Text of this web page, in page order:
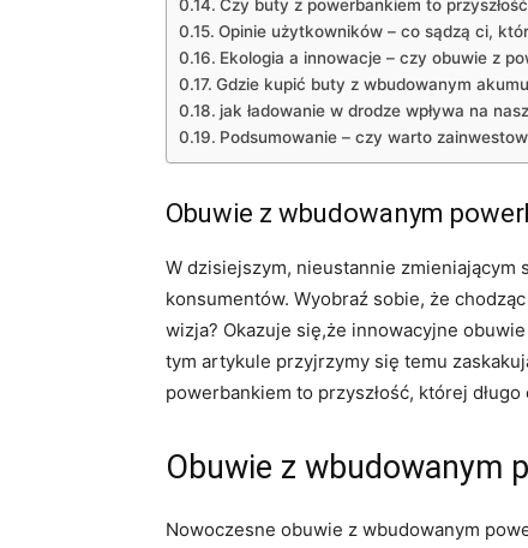
Czy buty z powerbankiem to
Opinie użytkowników – co sądzą ci,
Ekologia a innowacje – czy obuwie z
Gdzie kupić buty z wbudowanym
jak ładowanie w drodze wpływa na
Podsumowanie – czy warto
Obuwie z wbudowanym
W dzisiejszym, nieustannie
konsumentów. Wyobraź sobie, że
wizja? Okazuje się,że innowacyjne
tym artykule przyjrzymy się temu
powerbankiem to przyszłość, której
Obuwie z wbudowanym
Nowoczesne obuwie z wbudowanym